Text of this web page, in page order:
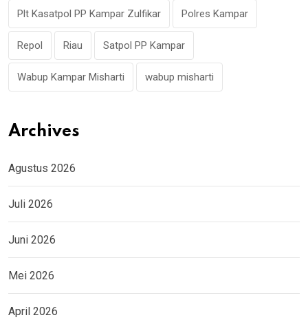
Plt Kasatpol PP Kampar Zulfikar Polres Kampar
Repol Riau Satpol PP Kampar
Wabup Kampar Misharti wabup misharti
Archives
Agustus 2026
Juli 2026
Juni 2026
Mei 2026
April 2026